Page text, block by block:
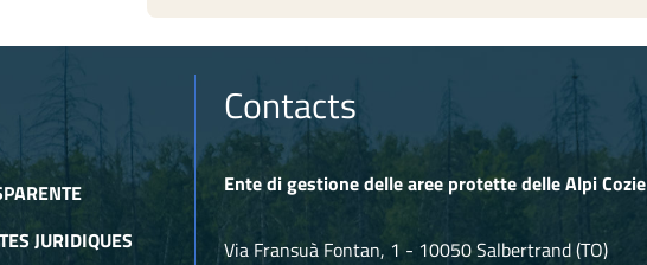
JURIDIQUES
Contacts
Ente di gestione delle aree protette delle Alpi Cozie
Via Fransuà Fontan, 1 - 10050 Salbertrand (TO)